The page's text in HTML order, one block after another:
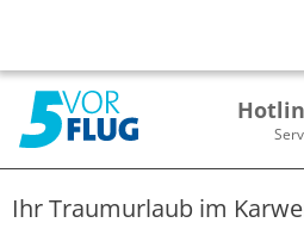
Ihr Traumurlaub im